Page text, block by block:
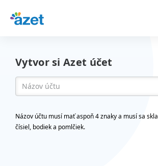
Vytvor si Azet účet
Názov účtu musí mať aspoň 4 znaky a musí sa
čísiel, bodiek a pomlčiek.